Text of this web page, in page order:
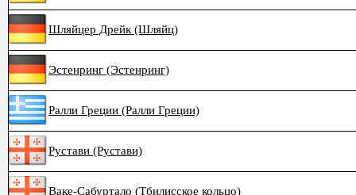
Шляйцер Дрейк (Шляйц)
Эстенринг (Эстенринг)
Ралли Греции (Ралли Греции)
Рустави (Рустави)
Ваке-Сабуртало (Тбилисское кольцо)